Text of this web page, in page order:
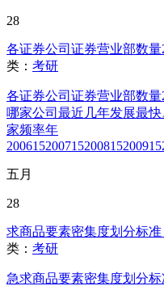
28
各证券公司证券营业部数量
类： 考研
各证券公司证券营业部数量
哪家公司最近几年发展最
家频率年
五月
28
求商品要素密集度划分标准
类： 考研
急求商品要素密集度划分